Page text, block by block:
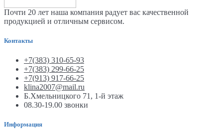
Почти 20 лет наша компания радует вас качественной
продукцией и отличным сервисом.
Контакты
+7(383) 310-65-93
+7(383) 299-66-25
+7(913) 917-66-25
klina2007@mail.ru
Б.Хмельницкого 71, 1-й этаж
08.30-19.00 звонки
Информация